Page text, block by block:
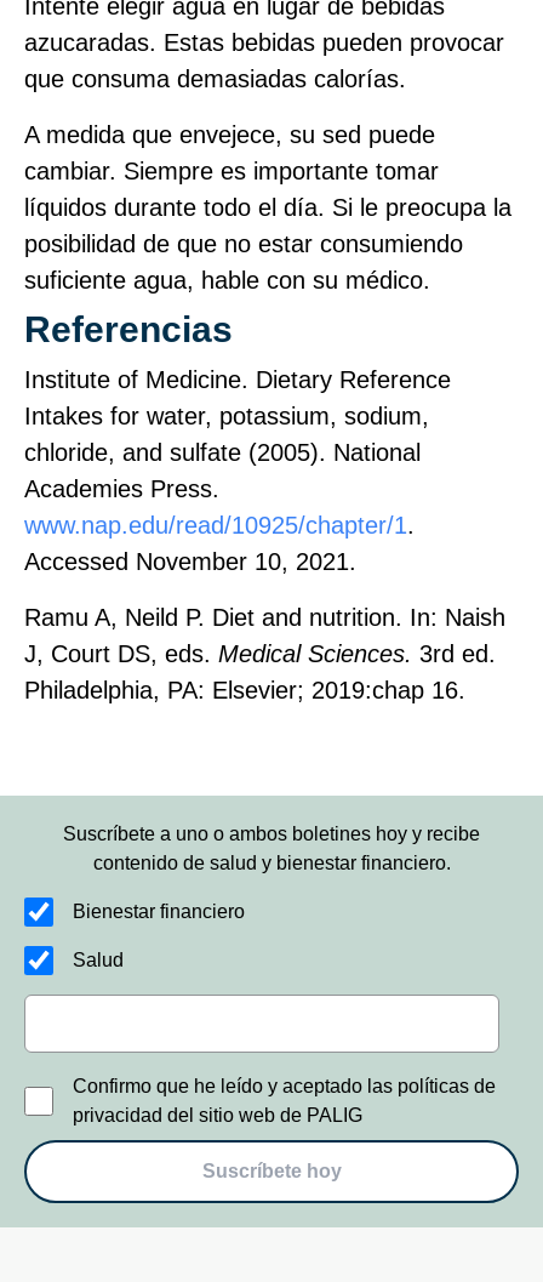
Intente elegir agua en lugar de bebidas
azucaradas. Estas bebidas pueden provocar
que consuma demasiadas calorías.
A medida que envejece, su sed puede
cambiar. Siempre es importante tomar
líquidos durante todo el día. Si le preocupa la
posibilidad de que no estar consumiendo
suficiente agua, hable con su médico.
Referencias
Institute of Medicine. Dietary Reference
Intakes for water, potassium, sodium,
chloride, and sulfate (2005). National
Academies Press.
www.nap.edu/read/10925/chapter/1.
Accessed November 10, 2021.
Ramu A, Neild P. Diet and nutrition. In: Naish
J, Court DS, eds. Medical Sciences. 3rd ed.
Philadelphia, PA: Elsevier; 2019:chap 16.
Suscríbete a uno o ambos boletines hoy y recibe
contenido de salud y bienestar financiero.
Bienestar financiero
Salud
Confirmo que he leído y aceptado las políticas de
privacidad del sitio web de PALIG
Suscríbete hoy